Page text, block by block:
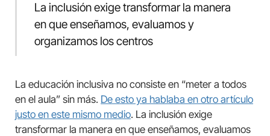
La inclusión exige transformar la manera
en que enseñamos, evaluamos y
organizamos los centros
La educación inclusiva no consiste en “meter a todos
en el aula” sin más. De esto ya hablaba en otro artículo
justo en este mismo medio. La inclusión exige
transformar la manera en que enseñamos, evaluamos